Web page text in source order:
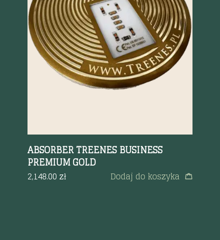
Szybki podgląd
ABSORBER TREENES BUSINESS
PREMIUM GOLD
2,148.00zł Dodaj do koszyka